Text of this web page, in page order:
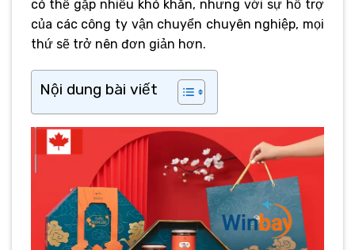
có thể gặp nhiều khó khăn, nhưng với sự hỗ trợ
của các công ty vận chuyển chuyên nghiệp, mọi
thứ sẽ trở nên đơn giản hơn.
Nội dung bài viết